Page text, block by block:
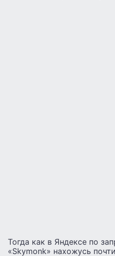
Тогда как в Яндексе по
«Skymonk» нахожусь